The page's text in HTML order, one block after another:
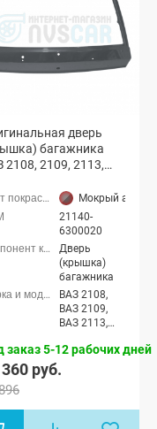
дверь
багажника
2108, 2109, 2113,
асфальт 626)
Мокрый
21140-
6300020
Дверь
(крышка)
багажника
ВАЗ 2108,
ВАЗ 2109,
ВАЗ 2113,
заказ 5-12 рабочих дней
руб.